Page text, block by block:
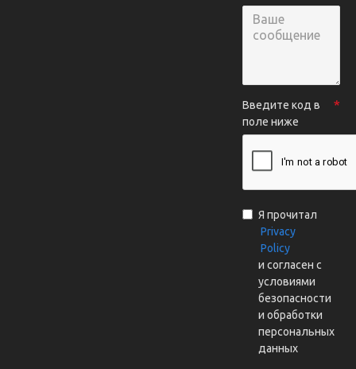
Введите код в
поле ниже
Я прочитал
Privacy
Policy
и согласен с
условиями
безопасности
и обработки
персональных
данных